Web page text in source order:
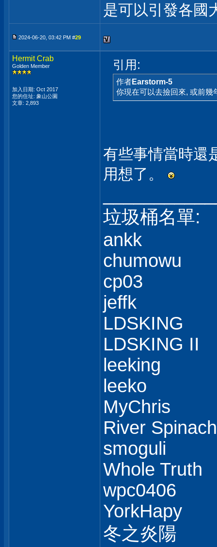
是可以引發各國
2024-06-20, 03:42 PM #29
Hermit Crab
Golden Member
加入日期: Oct 2017
您的住址: 象山公園
文章: 2,893
引用:
作者Earstorm-5
你現在可以去撿回來, 或前幾
有些事情當時還
用想了。
垃圾桶名單:
ankk
chumowu
cp03
jeffk
LDSKING
LDSKING II
leeking
leeko
MyChris
River Spinach
smoguli
Whole Truth
wpc0406
YorkHapy
冬之炎陽